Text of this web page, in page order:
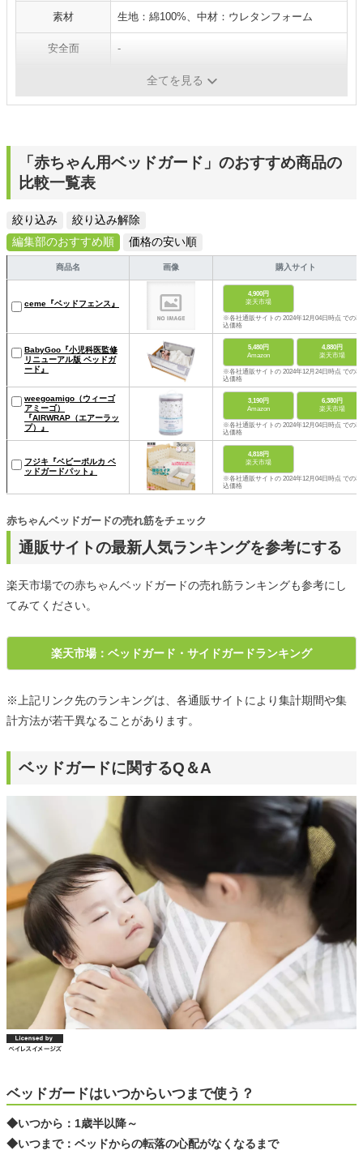
素材 生地：綿100%、中材：ウレタンフォーム
安全面 -
全てを見る
「赤ちゃん用ベッドガード」のおすすめ商品の
比較一覧表
絞り込み
絞り込み解除
編集部のおすすめ順
価格の安い順
商品名 画像 購入サイト
ceme『ベッドフェンス』
4,900円
楽天市場
※各社通販サイトの 2024年12月04日時点 での税
込価格
BabyGoo『小児科医監修
リニューアル版 ベッドガ
ード』
5,480円
Amazon
4,880円
楽天市場
※各社通販サイトの 2024年12月24日時点 での税
込価格
weegoamigo（ウィーゴ
アミーゴ）
『AIRWRAP（エアーラッ
プ）』
3,190円
Amazon
6,380円
楽天市場
※各社通販サイトの 2024年12月04日時点 での税
込価格
フジキ『ベビーポルカ ベ
ッドガードパット』
4,818円
楽天市場
※各社通販サイトの 2024年12月04日時点 での税
込価格
通販サイトの最新人気ランキングを参考にする
赤ちゃんベッドガードの売れ筋をチェック
楽天市場での赤ちゃんベッドガードの売れ筋ランキングも参考にし
てみてください。
楽天市場：ベッドガード・サイドガードランキング
※上記リンク先のランキングは、各通販サイトにより集計期間や集
計方法が若干異なることがあります。
ベッドガードに関するQ＆A
ベッドガードはいつからいつまで使う？
◆いつから：1歳半以降～
◆いつまで：ベッドからの転落の心配がなくなるまで